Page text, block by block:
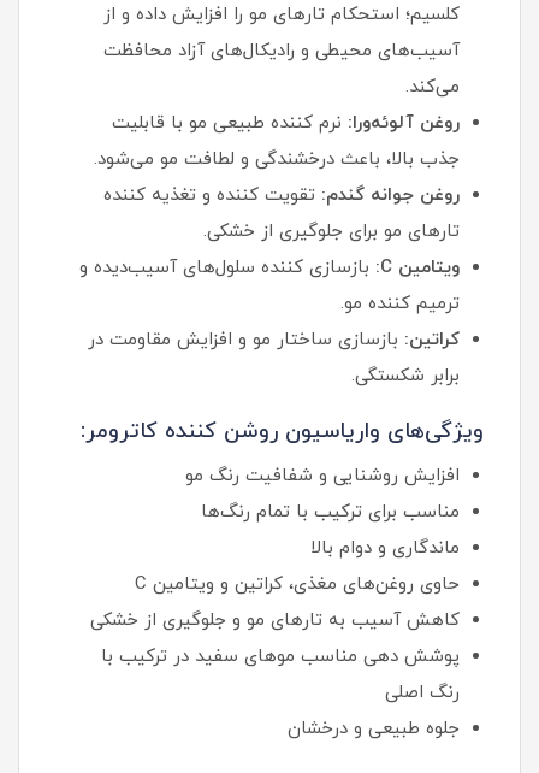
کلسیم؛ استحکام تارهای مو را افزایش داده و از
آسیب‌های محیطی و رادیکال‌های آزاد محافظت
می‌کند.
روغن آلوئه‌ورا: نرم‌ کننده طبیعی مو با قابلیت
جذب بالا، باعث درخشندگی و لطافت مو می‌شود.
روغن جوانه گندم: تقویت‌ کننده و تغذیه‌ کننده
تارهای مو برای جلوگیری از خشکی.
ویتامین C:
بازسازی‌ کننده سلول‌های آسیب‌دیده و
ترمیم‌ کننده مو.
کراتین: بازسازی ساختار مو و افزایش مقاومت در
برابر شکستگی.
ویژگی‌های واریاسیون روشن کننده کاترومر:
افزایش روشنایی و شفافیت رنگ مو
مناسب برای ترکیب با تمام رنگ‌ها
ماندگاری و دوام بالا
حاوی روغن‌های مغذی، کراتین و ویتامین C
کاهش آسیب به تارهای مو و جلوگیری از خشکی
پوشش‌ دهی مناسب موهای سفید در ترکیب با
رنگ اصلی
جلوه طبیعی و درخشان